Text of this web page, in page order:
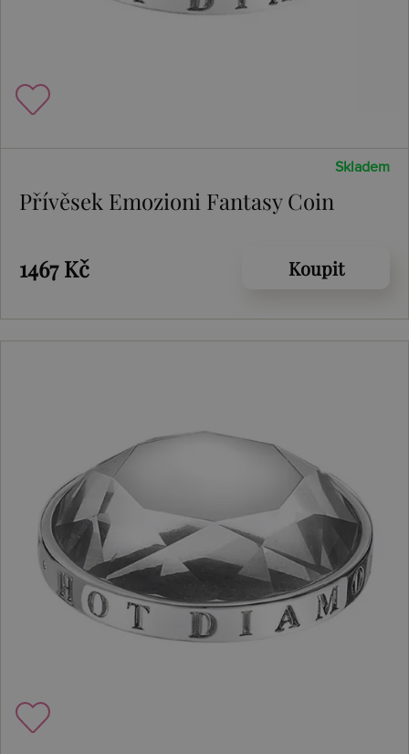
Skladem
Přívěsek Emozioni Fantasy Coin
1467 Kč Koupit